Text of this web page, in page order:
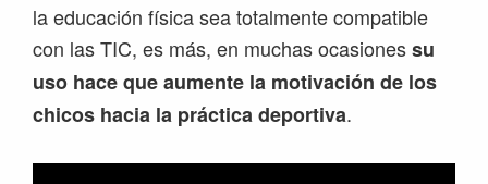
la educación física sea totalmente compatible
con las TIC, es más, en muchas ocasionessu
uso hace que aumente la motivación de los
chicos hacia la práctica deportiva.